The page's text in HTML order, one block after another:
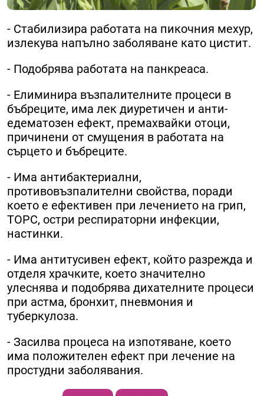
- Стабилизира работата на пикочния мехур,
излекува напълно заболяване като цистит.
- Подобрява работата на панкреаса.
- Елиминира възпалителните процеси в
бъбреците, има лек диуретичен и анти-
едематозен ефект, премахвайки отоци,
причинени от смущения в работата на
сърцето и бъбреците.
- Има антибактериални,
противовъзпалителни свойства, поради
което е ефективен при лечението на грип,
ТОРС, остри респираторни инфекции,
настинки.
- Има антитусивен ефект, който разрежда и
отделя храчките, което значително
улеснява и подобрява дихателните процеси
при астма, бронхит, пневмония и
туберкулоза.
- Засилва процеса на изпотяване, което
има положителен ефект при лечение на
простудни заболявания.